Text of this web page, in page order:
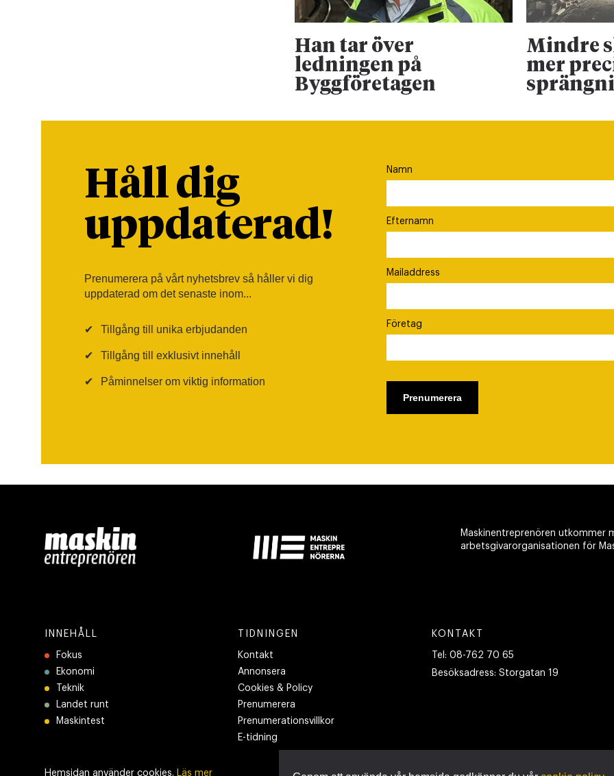
Han tar över
ledningen på
Byggföretagen
Mindre
mer
Håll dig
uppdaterad!
Prenumerera på vårt nyhetsbrev så håller vi dig
uppdaterad om det senaste inom...
✔ Tillgång till unika erbjudanden
✔ Tillgång till exklusivt innehåll
✔ Påminnelser om viktig information
Namn
Efternamn
Mailaddress
Företag
Maskinentreprenören utkommer
arbetsgivarorganisationen för
INNEHÅLL
Fokus
Ekonomi
Teknik
Landet runt
Maskintest
TIDNINGEN
Kontakt
Annonsera
Cookies & Policy
Prenumerera
Prenumerationsvillkor
E-tidning
KONTAKT
Tel: 08-762 70 65
Besöksadress: Storgatan 19
Hemsidan använder cookies. Läs mer